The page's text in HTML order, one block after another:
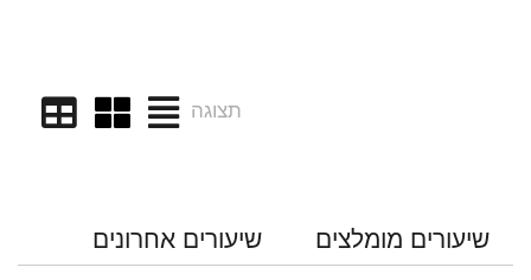
תצוגה
שיעורים מומלצים שיעורים אחרונים